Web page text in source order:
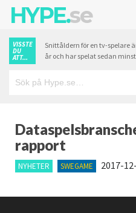
HYPE.se
VISSTE
DU
ATT...
Snittåldern för en tv-spelare
år och har spelat sedan
rapport
NYHETER SWEGAME 2017-